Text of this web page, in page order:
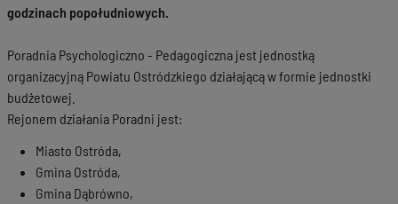
godzinach popołudniowych.
Poradnia Psychologiczno - Pedagogiczna jest jednostką
organizacyjną Powiatu Ostródzkiego działającą w formie jednostki
budżetowej.
Rejonem działania Poradni jest:
Miasto Ostróda,
Gmina Ostróda,
Gmina Dąbrówno,